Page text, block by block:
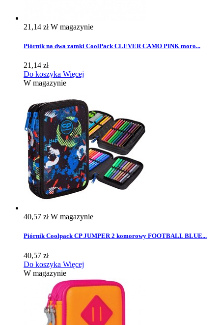
21,14 złW magazynie
Piórnik na dwa zamki CoolPack CLEVER CAMO PINK moro...
21,14 zł
Do koszyka Więcej
W magazynie
40,57 złW magazynie
Piórnik Coolpack CP JUMPER 2 komorowy FOOTBALL BLUE...
40,57 zł
Do koszyka Więcej
W magazynie